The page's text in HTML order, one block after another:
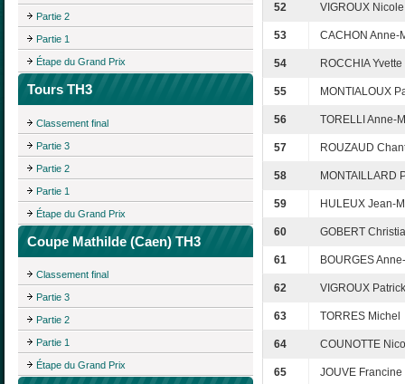
Partie 2
Partie 1
Étape du Grand Prix
Tours TH3
Classement final
Partie 3
Partie 2
Partie 1
Étape du Grand Prix
Coupe Mathilde (Caen) TH3
Classement final
Partie 3
Partie 2
Partie 1
Étape du Grand Prix
52 VIGROUX Nicole
53 CACHON Anne-
54 ROCCHIA Yvette
55 MONTIALOUX
56 TORELLI Anne-
57 ROUZAUD
58 MONTAILLARD
59 HULEUX Jean-
60 GOBERT
61 BOURGES
62 VIGROUX Patrick
63 TORRES Michel
64 COUNOTTE
65 JOUVE Francine